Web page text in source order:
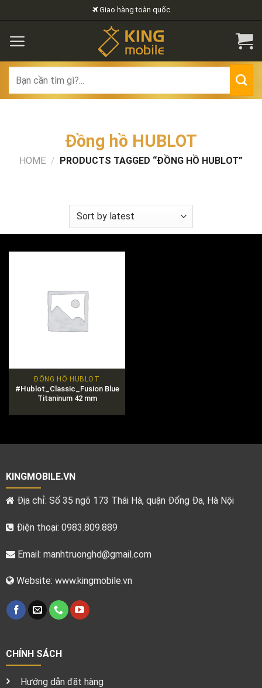
to
content
Giao hàng toàn quốc
for:
Đồng hồ HUBLOT
HOME / PRODUCTS TAGGED “ĐỒNG HỒ HUBLOT”
ĐỒNG HỒ HUBLOT
#Hublot_Classic_Fusion Blue
Titaninum 42 mm
KINGMOBILE.VN
Địa chỉ: Số 35 ngõ 173 Thái Hà, quận Đống Đa, Hà Nội
Điện thoại: 0983.809.889
Email: manhtruonghd@gmail.com
Website: www.kingmobile.vn
CHÍNH SÁCH
Hướng dẫn đặt hàng